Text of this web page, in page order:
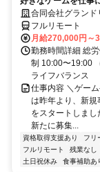
合同会社グランド
フルリモート
月給270,000円～
勤務時間詳細 総
制 10:00〜19:00
ライフバランス
仕事内容 ＼ゲー
は昨年より、新
をスタートしま
新たに募集...
資格取得支援あり フリ
フルリモート
残業なし
土日祝休み
食事補助あ